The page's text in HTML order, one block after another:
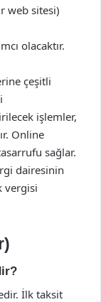
web sitesi)
olacaktır.
çeşitli
işlemler,
Online
sağlar.
dairesinin
vergisi
İlk taksit